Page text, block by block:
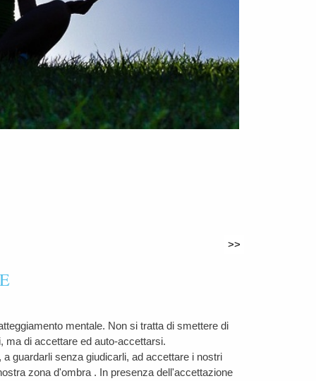
>>
mentale. Non si tratta di smettere di
ma di accettare ed auto-accettarsi.
guardarli senza giudicarli, ad accettare i nostri
zona d'ombra . In presenza dell'accettazione